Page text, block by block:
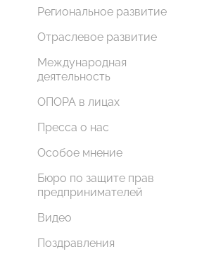
Региональное развитие
Отраслевое развитие
Международная
деятельность
ОПОРА в лицах
Пресса о нас
Особое мнение
Бюро по защите прав
предпринимателей
Видео
Поздравления